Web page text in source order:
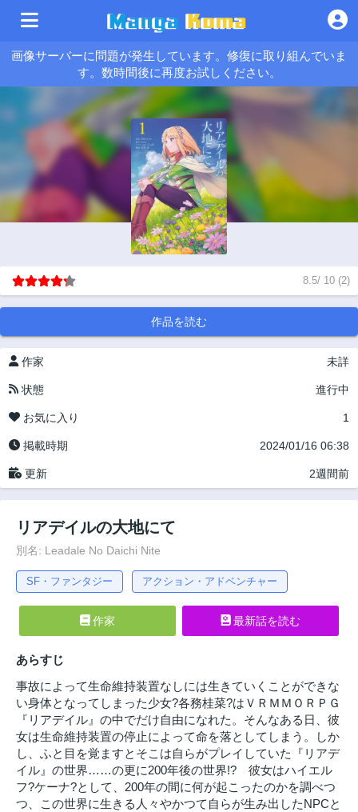
画像サーバーに問題が発生しています。修復に取り組んでいま
す。数時間後に再度お試しください。
8.5/ 10 (2)
作品を読む
作家 未詳
状態 進行中
お気に入り 1
掲載時期 2024/01/16 06:38
更新 2週間前
リアデイルの大地にて
別名: Leadale No Daichi Nite
SF・ファンタジー アクション・アドベンチャー
作家 最新話を読む
あらすじ
事故によって生命維持装置なしには生きていくことができな
い身体となってしまった少女?各務桂菜?はＶＲＭＭＯＲＰＧ
『リアデイル』の中でだけ自由になれた。そんなある日、彼
女は生命維持装置の停止によって命を落としてしまう。しか
し、ふと目を覚ますとそこは自らがプレイしていた『リアデ
イル』の世界……の更に200年後の世界!? 彼女はハイエル
フ?ケーナ?として、200年の間に何が起こったのかを調べつ
つ、この世界に生きる人々やかつて自らが生み出したNPCと